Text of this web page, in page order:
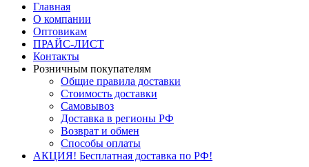
Главная
О компании
Оптовикам
ПРАЙС-ЛИСТ
Контакты
Розничным покупателям
Общие правила доставки
Стоимость доставки
Самовывоз
Доставка в регионы РФ
Возврат и обмен
Способы оплаты
АКЦИЯ! Бесплатная доставка по РФ!